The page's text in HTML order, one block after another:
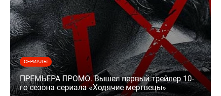
СЕРИАЛЫ
ПРЕМЬЕРА ПРОМО. Вышел первый трейлер 10-
го сезона сериала «Ходячие мертвецы»